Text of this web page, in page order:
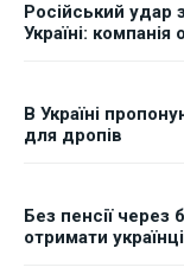
Російський удар
Україні:
В Україні
для дропів
Без пенсії
отримати